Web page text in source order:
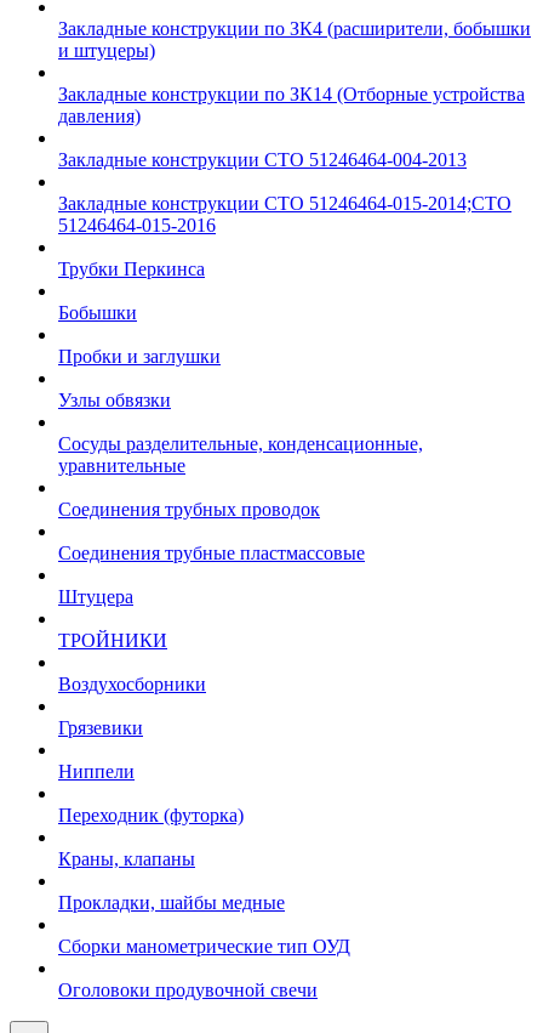
Закладные конструкции по ЗК4 (расширители, бобышки
и штуцеры)
Закладные конструкции по ЗК14 (Отборные устройства
давления)
Закладные конструкции СТО 51246464-004-2013
Закладные конструкции СТО 51246464-015-2014;СТО
51246464-015-2016
Трубки Перкинса
Бобышки
Пробки и заглушки
Узлы обвязки
Сосуды разделительные, конденсационные,
уравнительные
Соединения трубных проводок
Соединения трубные пластмассовые
Штуцера
ТРОЙНИКИ
Воздухосборники
Грязевики
Ниппели
Переходник (футорка)
Краны, клапаны
Прокладки, шайбы медные
Сборки манометрические тип ОУД
Оголовоки продувочной свечи